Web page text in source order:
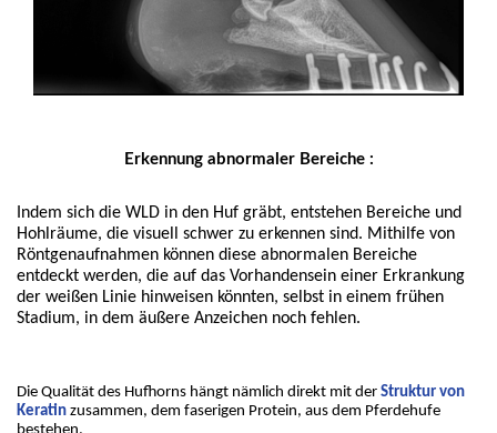
Erkennung abnormaler Bereiche :
Indem sich die WLD in den Huf gräbt, entstehen Bereiche und
Hohlräume, die visuell schwer zu erkennen sind. Mithilfe von
Röntgenaufnahmen können diese abnormalen Bereiche
entdeckt werden, die auf das Vorhandensein einer Erkrankung
der weißen Linie hinweisen könnten, selbst in einem frühen
Stadium, in dem äußere Anzeichen noch fehlen.
Die Qualität des Hufhorns hängt nämlich direkt mit der Struktur von
Keratin zusammen, dem faserigen Protein, aus dem Pferdehufe